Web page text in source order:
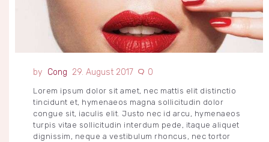
Cong 29. August 2017 0
Lorem ipsum dolor sit amet, nec mattis elit distinctio
tincidunt et, hymenaeos magna sollicitudin dolor
congue sit, iaculis elit. Justo nec id arcu, hymenaeos
turpis vitae sollicitudin interdum pede, itaque aliquet
dignissim, neque a vestibulum rhoncus, nec tortor